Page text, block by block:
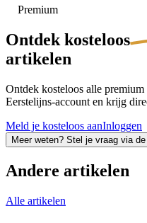
Premium
Ontdek kosteloos
artikelen
Ontdek kosteloos alle premium
Eerstelijns-account en krijg
Meld je kosteloos aanInloggen
Meer weten? Stel je vraag via
Andere artikelen
Alle artikelen